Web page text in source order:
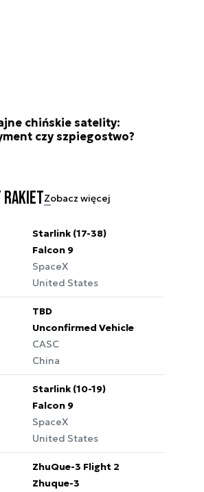
chińskie satelity:
czy szpiegostwo?
rakietZobacz więcej
Starlink (17-38)
Falcon 9
SpaceX
United States
TBD
Unconfirmed Vehicle
CASC
China
Starlink (10-19)
Falcon 9
SpaceX
United States
ZhuQue-3 Flight 2
Zhuque-3